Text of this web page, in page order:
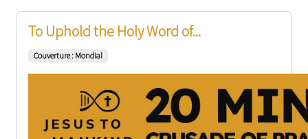
To Uphold the Holy Word of...
Couverture : Mondial